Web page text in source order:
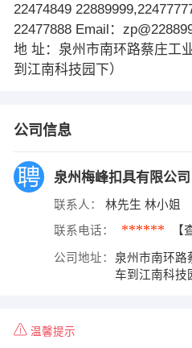
22474849
22477888 Email：
地 址：泉州市南环路蔡庄工
到江南科技园下）
公司信息
泉州梅峰扣具有限公司
联系人： 林先生 林小姐
联系电话： ****** 【
公司地址：
泉州市南环路
车到江南科技
温馨提示